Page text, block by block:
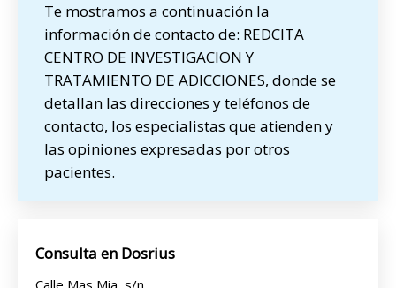
Te mostramos a continuación la
información de contacto de: REDCITA
CENTRO DE INVESTIGACION Y
TRATAMIENTO DE ADICCIONES, donde se
detallan las direcciones y teléfonos de
contacto, los especialistas que atienden y
las opiniones expresadas por otros
pacientes.
Consulta en Dosrius
Calle Mas Mia, s/n